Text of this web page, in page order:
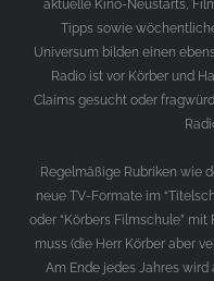
aktuelle Kino-Neustarts,
Tipps sowie
Universum bilden einen
Radio ist vor Körber und
Claims gesucht oder
Regelmäßige Rubriken wie
neue TV-Formate im
oder “Körbers Filmschule”
muss (die Herr Körber aber
Am Ende jedes Jahres